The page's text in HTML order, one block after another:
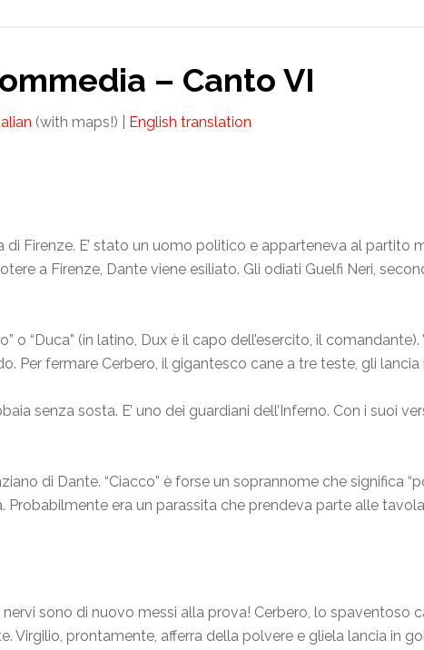
– Canto VI
(with maps!) | English translation
Firenze. E’ stato un uomo politico e apparteneva al partito
a Firenze, Dante viene esiliato. Gli odiati Guelfi Neri,
o “Duca” (in latino, Dux è il capo dell’esercito, il
Per fermare Cerbero, il gigantesco cane a tre teste, gli
senza sosta. E’ uno dei guardiani dell’Inferno. Con i suoi
di Dante. “Ciacco” è forse un soprannome che significa
era un parassita che prendeva parte alle
sono di nuovo messi alla prova! Cerbero, lo spaventoso
Virgilio, prontamente, afferra della polvere e gliela lancia in